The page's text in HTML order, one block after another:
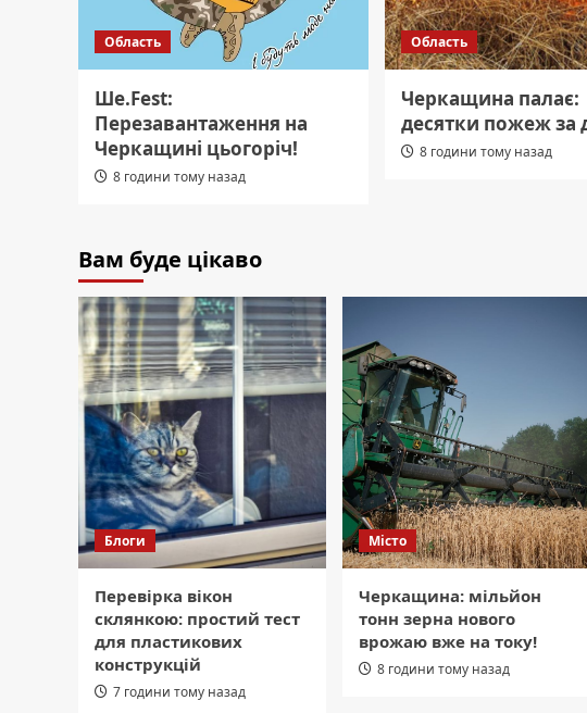
Область
Ше.Fest:
Перезавантаження на
Черкащині цьогоріч!
8 години тому назад
Область
Черкащина палає:
десятки пожеж за
8 години тому назад
Вам буде цікаво
Блоги
Перевірка вікон
склянкою: простий тест
для пластикових
конструкцій
7 години тому назад
Місто
Черкащина: мільйон
тонн зерна нового
врожаю вже на току!
8 години тому назад